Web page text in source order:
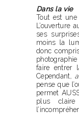
Dans la vie
Tout est une
L’ouverture
ses
moins la
donc
faire entrer
Cependant,
pense que
permet
plus